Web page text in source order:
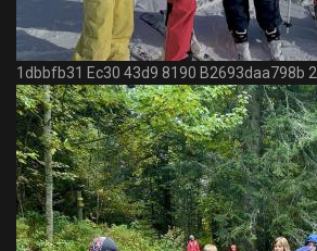
1dbbfb31 Ec30 43d9 8190 B2693daa798b 2